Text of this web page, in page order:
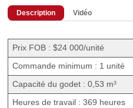
Description Vidéo
Prix FOB : $24 000/unité
Commande minimum : 1 unité
Capacité du godet : 0,53 m³
Heures de travail : 369 heures